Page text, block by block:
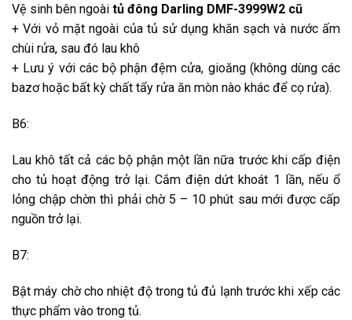
Vệ sinh bên ngoài tủ đông Darling DMF-3999W2 cũ
+ Với vỏ mặt ngoài của tủ sử dụng khăn sạch và nước ấm
chùi rửa, sau đó lau khô
+ Lưu ý với các bộ phận đệm cửa, gioăng (không dùng các
bazơ hoặc bất kỳ chất tẩy rửa ăn mòn nào khác để cọ rửa).
B6:
Lau khô tất cả các bộ phận một lần nữa trước khi cấp điện
cho tủ hoạt động trở lại. Cắm điện dứt khoát 1 lần, nếu ổ
lỏng chập chờn thì phải chờ 5 – 10 phút sau mới được cấp
nguồn trở lại.
B7:
Bật máy chờ cho nhiệt độ trong tủ đủ lạnh trước khi xếp các
thực phẩm vào trong tủ.